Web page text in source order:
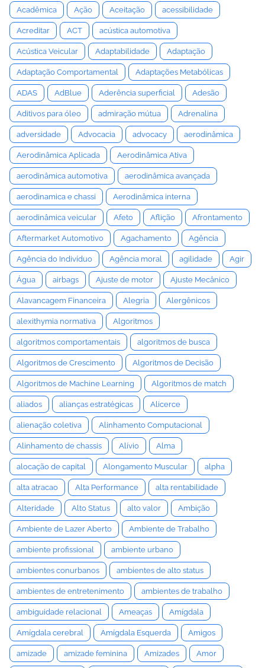
Acadêmica Ação Aceitação acessibilidade
Acreditar ACT acústica automotiva
Acústica Veicular Adaptabilidade Adaptação
Adaptação Comportamental Adaptações Metabólicas
ADAS AdBlue Aderência superficial Adesão
Aditivos para óleo admiração mútua Adrenalina
adversidade Advocacia advocacy aerodinâmica
Aerodinâmica Aplicada Aerodinâmica Ativa
aerodinâmica automotiva aerodinâmica avançada
aerodinamica e chassi Aerodinâmica interna
aerodinâmica veicular Afeto Aflição Afrontamento
Aftermarket Automotivo Agachamento Agência
Agência do Indivíduo Agência moral agilidade Agir
Água airbags Ajuste de motor Ajuste Mecânico
Alavancagem Financeira Alegria Alergênicos
alexithymia normativa Algoritmos
algoritmos comportamentais algoritmos de busca
Algoritmos de Crescimento Algoritmos de Decisão
Algoritmos de Machine Learning Algoritmos de match
aliados alianças estratégicas Alicerce
alienação coletiva Alinhamento Computacional
Alinhamento de chassis Alívio Alma
alocação de capital Alongamento Muscular alpha
alta atracao Alta Performance alta rentabilidade
Alteridade Alto Status alto valor Ambição
Ambiente de Lazer Aberto Ambiente de Trabalho
ambiente profissional ambiente urbano
ambientes conurbanos ambientes de alto status
ambientes de entretenimento ambientes de trabalho
ambiguidade relacional Ameaças Amígdala
Amígdala cerebral Amígdala Esquerda Amigos
amizade amizade feminina Amizades Amor